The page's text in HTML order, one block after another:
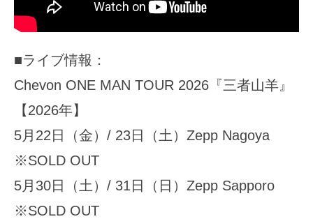
■ライブ情報：
Chevon ONE MAN TOUR 2026『三者山羊』
【2026年】
5月22日（金）/ 23日（土）Zepp Nagoya
※SOLD OUT
5月30日（土）/ 31日（日）Zepp Sapporo
※SOLD OUT